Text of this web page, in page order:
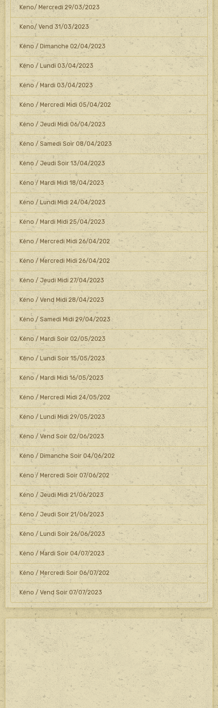
Keno/ Mercredi 29/03/2023
Keno/ Vend 31/03/2023
Kéno / Dimanche 02/04/2023
Kéno / Lundi 03/04/2023
Kéno / Mardi 03/04/2023
Kéno / Mercredi Midi 05/04/202
Kéno / Jeudi Midi 06/04/2023
Kéno / Samedi Soir 08/04/2023
Kéno / Jeudi Soir 13/04/2023
Kéno / Mardi Midi 18/04/2023
Kéno / Lundi Midi 24/04/2023
Kéno / Mardi Midi 25/04/2023
Kéno / Mercredi Midi 26/04/202
Kéno / Mercredi Midi 26/04/202
Kéno / Jeudi Midi 27/04/2023
Kéno / Vend Midi 28/04/2023
Kéno / Samedi Midi 29/04/2023
Kéno / Mardi Soir 02/05/2023
Kéno / Lundi Soir 15/05/2023
Kéno / Mardi Midi 16/05/2023
Kéno / Mercredi Midi 24/05/202
Kéno / Lundi Midi 29/05/2023
Kéno / Vend Soir 02/06/2023
Kéno / Dimanche Soir 04/06/202
Kéno / Mercredi Soir 07/06/202
Kéno / Jeudi Midi 21/06/2023
Kéno / Jeudi Soir 21/06/2023
Kéno / Lundi Soir 26/06/2023
Kéno / Mardi Soir 04/07/2023
Kéno / Mercredi Soir 06/07/202
Kéno / Vend Soir 07/07/2023